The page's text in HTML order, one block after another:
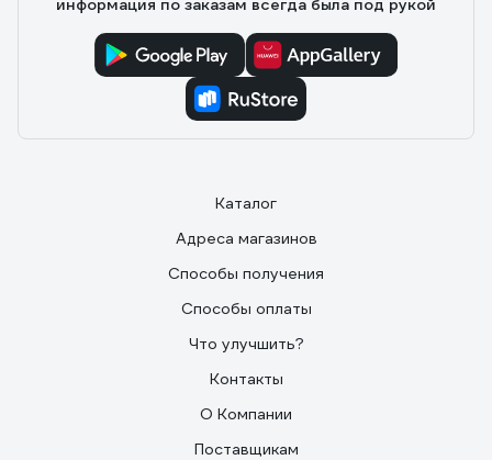
информация по заказам всегда была под рукой
Каталог
Адреса магазинов
Способы получения
Способы оплаты
Что улучшить?
Контакты
О Компании
Поставщикам